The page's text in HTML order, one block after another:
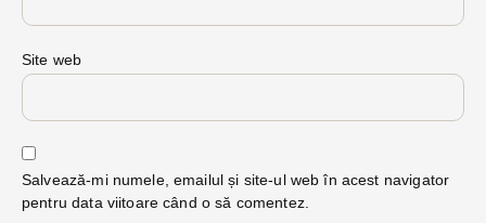
Site web
Salvează-mi numele, emailul și site-ul web în acest navigator
pentru data viitoare când o să comentez.